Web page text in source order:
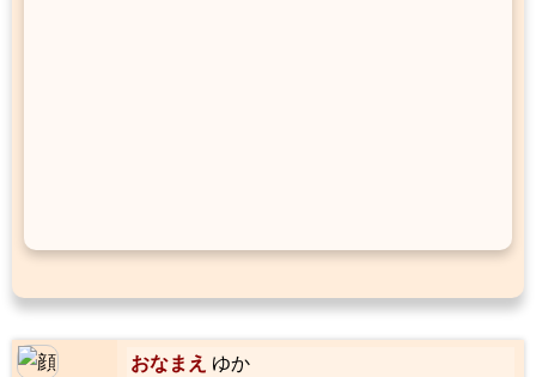
おなまえ ゆか